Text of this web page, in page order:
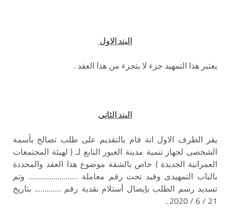
البند الاول
يعتبر هذا التمهيد جزء لا يتجزء من هذا العقد .
البند الثانى
يقر الطرف الاول انة قام بالتقديم على طلب تصالح بأسمة
الشخصى لجهاز تنمية مدينة العبور التابع لـ ( لهيئة المجتمعات
العمرانية الجديدة ) خاص بالشقة موضوع هذا العقد والمحددة
بالباب التمهيدى وقيد تحت رقم معاملة …………………… وتم
تسديد رسم الطلب بإيصال أستلام نقدية رقم …………. بتاريخ
21 / 6 / 2020 .